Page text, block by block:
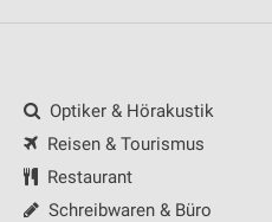
Optiker & Hörakustik
Reisen & Tourismus
Restaurant
Schreibwaren & Büro